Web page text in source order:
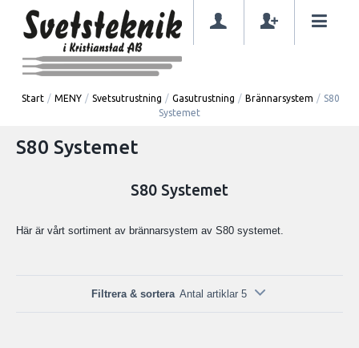
Start / MENY / Svetsutrustning / Gasutrustning / Brännarsystem / S80
Systemet
S80 Systemet
S80 Systemet
Här är vårt sortiment av brännarsystem av S80 systemet.
Filtrera & sortera Antal artiklar 5